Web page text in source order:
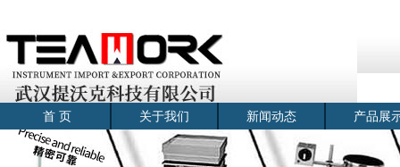
首 页 关于我们 新闻动态 产品展